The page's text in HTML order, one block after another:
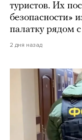
туристов. Их
безопасности»
палатку рядом
2 дня назад